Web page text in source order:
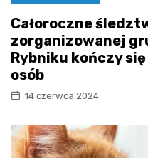
Całoroczne
zorganizowanej
Rybniku kończy
osób
14 czerwca 2024